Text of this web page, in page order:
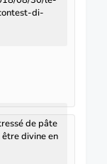
di-
de pâte
divine en